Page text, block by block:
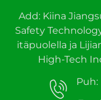
Add: Kiina
Safety
itäpuolella ja
High-Tech
Puh: